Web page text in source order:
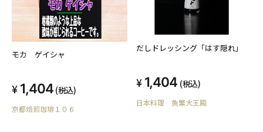
モカ ゲイシャ
1,404 (税込)
京都焙煎珈琲１０６
だしドレッシング「はす隠れ」
1,404 (税込)
日本料理 魚繁大王殿